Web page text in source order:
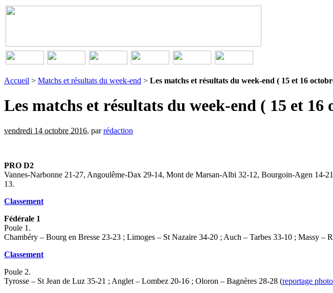
Accueil > Matchs et résultats du week-end > Les matchs et résultats du week-end ( 15 et 16
Les matchs et résultats du week-end ( 15 et 16
vendredi 14 octobre 2016, parrédaction
PRO D2
Vannes-Narbonne 21-27, Angoulême-Dax 29-14, Mont de Marsan-Albi 32-12, Bourgoin-Agen 14-
13.
Classement
Fédérale 1
Poule 1.
Chambéry – Bourg en Bresse 23-23 ; Limoges – St Nazaire 34-20 ; Auch – Tarbes 33-10 ; Massy –
Classement
Poule 2.
Tyrosse – St Jean de Luz 35-21 ; Anglet – Lombez 20-16 ; Oloron – Bagnères 28-28 (reportage